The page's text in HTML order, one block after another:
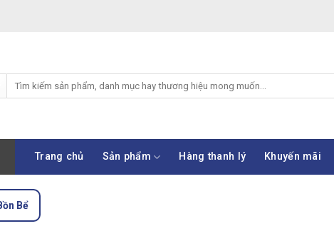
kiếm:
Trang chủ Sản phẩm Hàng thanh lý Khuyến mãi
Bể